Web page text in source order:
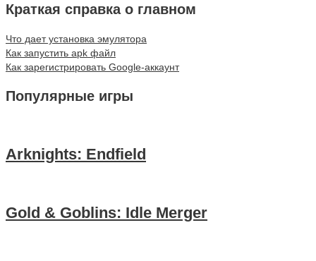
Краткая справка о главном
Что дает установка эмулятора
Как запустить apk файл
Как зарегистрировать Google-аккаунт
Популярные игры
Arknights: Endfield
Gold & Goblins: Idle Merger